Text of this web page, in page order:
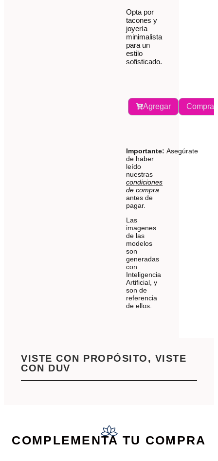
Opta por
tacones y
joyería
minimalista
para un
estilo
sofisticado.
Agregar Comprar
Importante: Asegúrate
de haber
leído
nuestras
condiciones
de compra
antes de
pagar.
Las
imagenes
de las
modelos
son
generadas
con
Inteligencia
Artificial, y
son de
referencia
de ellos.
VISTE CON PROPÓSITO, VISTE
CON DUV
COMPLEMENTA TU COMPRA